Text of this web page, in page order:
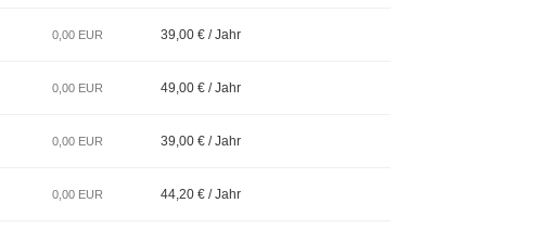
0,00 EUR 39,00 € / Jahr
0,00 EUR 49,00 € / Jahr
0,00 EUR 39,00 € / Jahr
0,00 EUR 44,20 € / Jahr